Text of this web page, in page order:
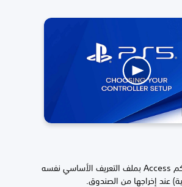
تتميز كل وحدات تحكم Access بملف التعريف الأساسي نفسه
عند إخراجها من الصندوق.